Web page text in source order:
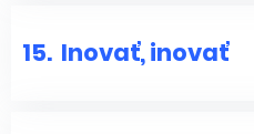
15. Inovať, inovať